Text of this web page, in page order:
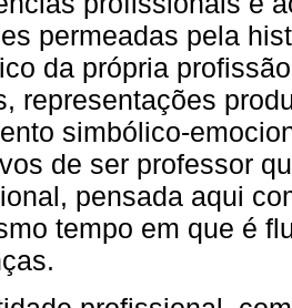
permeadas pela
da própria
representações
simbólico-
de ser professor
pensada aqui
tempo em que é